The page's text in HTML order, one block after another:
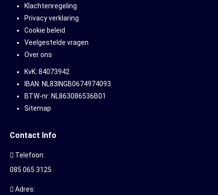
Klachtenregeling
Privacy verklaring
Cookie beleid
Veelgestelde vragen
Over ons
KvK: 84073942
IBAN: NL83INGB0674974093
BTW-nr: NL863086536B01
Sitemap
Contact Info
Telefoon:
085 065 3125
Adres: